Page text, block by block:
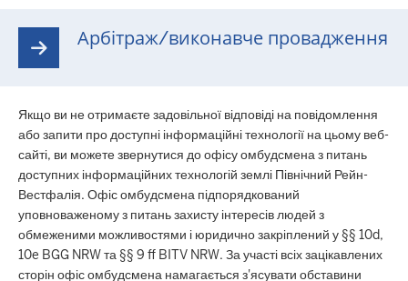
Арбітраж/виконавче провадження
Якщо ви не отримаєте задовільної відповіді на повідомлення
або запити про доступні інформаційні технології на цьому веб-
сайті, ви можете звернутися до офісу омбудсмена з питань
доступних інформаційних технологій землі Північний Рейн-
Вестфалія. Офіс омбудсмена підпорядкований
уповноваженому з питань захисту інтересів людей з
обмеженими можливостями і юридично закріплений у §§ 10d,
10e BGG NRW та §§ 9 ff BITV NRW. За участі всіх зацікавлених
сторін офіс омбудсмена намагається з'ясувати обставини